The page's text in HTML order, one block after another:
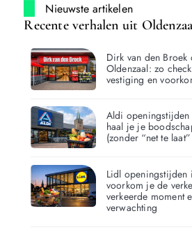
Nieuwste artikelen
Recente verhalen uit
Dirk van den
Oldenzaal: zo
vestiging en
Aldi
haal je je
(zonder “net te
Lidl openingstijden
voorkom je de
verkeerde moment
verwachting